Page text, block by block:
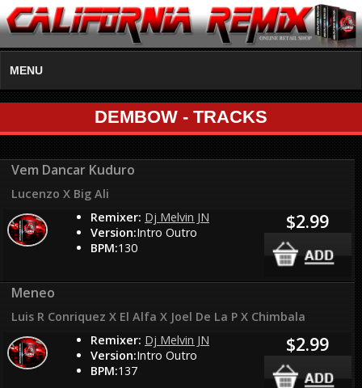
MENU
DEMBOW - TRACKS
Vem Dancar Kuduro
Lucenzo X Big Ali
Remixer: Dj Melvin JN
Version:Intro Outro
BPM:130
$2.99
Meneo
Luis R Conriquez X El Alfa X Joel De La P X Chimbala
Remixer: Dj Melvin JN
Version:Intro Outro
BPM:137
$2.99